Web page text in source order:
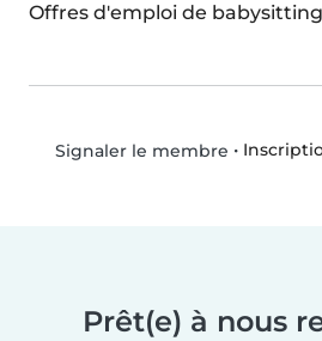
Offres d'emploi de babysitting
Signaler le membre •
Prêt(e) à nous